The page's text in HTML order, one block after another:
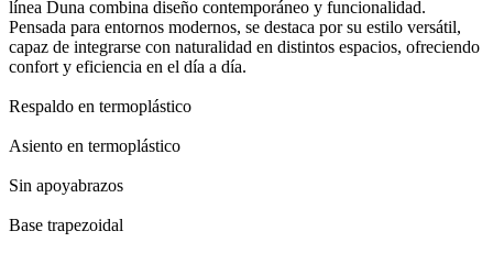
línea Duna combina diseño contemporáneo y funcionalidad.
Pensada para entornos modernos, se destaca por su estilo versátil,
capaz de integrarse con naturalidad en distintos espacios, ofreciendo
confort y eficiencia en el día a día.
Respaldo en termoplástico
Asiento en termoplástico
Sin apoyabrazos
Base trapezoidal